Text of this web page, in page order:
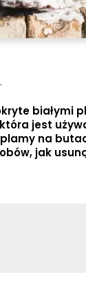
białymi
jest
na
jak